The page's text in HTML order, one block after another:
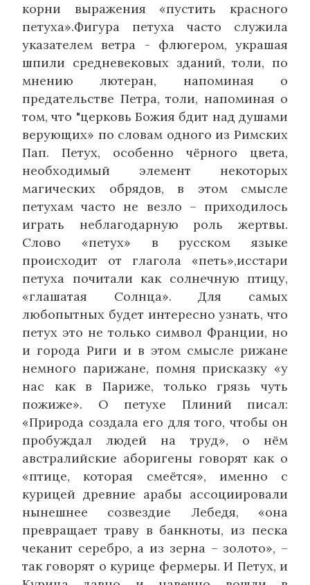
корни выражения «пустить красного
петуха».Фигура петуха часто служила
указателем ветра - флюгером, украшая
шпили средневековых зданий, толи, по
мнению лютеран, напоминая о
предательстве Петра, толи, напоминая о
том, что "церковь Божия бдит над душами
верующих» по словам одного из Римских
Пап. Петух, особенно чёрного цвета,
необходимый элемент некоторых
магических обрядов, в этом смысле
петухам часто не везло – приходилось
играть неблагодарную роль жертвы.
Слово «петух» в русском языке
происходит от глагола «петь»,исстари
петуха почитали как солнечную птицу,
«глашатая Солнца». Для самых
любопытных будет интересно узнать, что
петух это не только символ Франции, но
и города Риги и в этом смысле рижане
немного парижане, помня присказку «у
нас как в Париже, только грязь чуть
пожиже». О петухе Плиний писал:
«Природа создала его для того, чтобы он
пробуждал людей на труд», о нём
австралийские аборигены говорят как о
«птице, которая смеётся», именно с
курицей древние арабы ассоциировали
нынешнее созвездие Лебедя, «она
превращает траву в банкноты, из песка
чеканит серебро, а из зерна – золото», –
так говорят о курице фермеры. И Петух, и